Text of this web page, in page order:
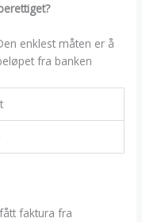
enklest måten er å
fra banken
faktura fra